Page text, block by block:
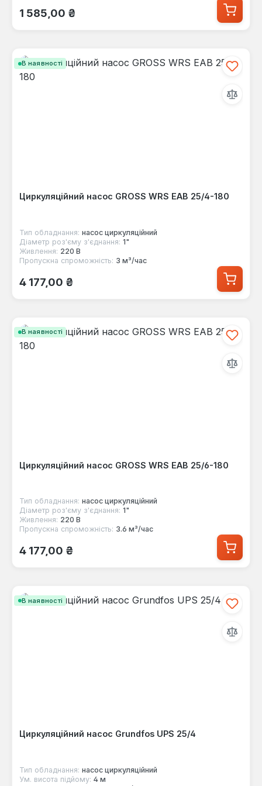
Звичайна ціна:
1 585,00 ₴
В наявності
Циркуляційний насос GROSS WRS EAB 25/4-180
Тип обладнання: насос циркуляційний
Діаметр роз'єму з'єднання: 1"
Живлення: 220 В
Пропускна спроможність: 3 м³/час
Звичайна ціна:
4 177,00 ₴
В наявності
Циркуляційний насос GROSS WRS EAB 25/6-180
Тип обладнання: насос циркуляційний
Діаметр роз'єму з'єднання: 1"
Живлення: 220 В
Пропускна спроможність: 3.6 м³/час
Звичайна ціна:
4 177,00 ₴
В наявності
Циркуляційний насос Grundfos UPS 25/4
Тип обладнання: насос циркуляційний
Ум. висота підйому: 4 м